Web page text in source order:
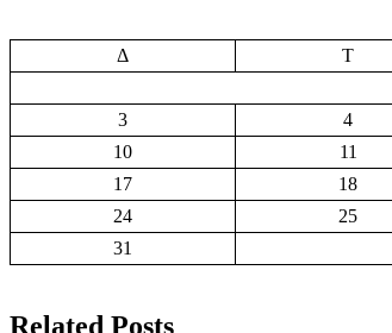
Δ
Τ
3 4
10
11
17
18
24
25
31
Related Posts